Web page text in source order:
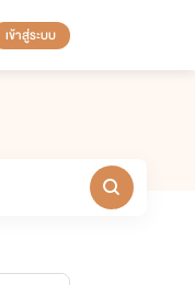
เข้าสู่ระบบ